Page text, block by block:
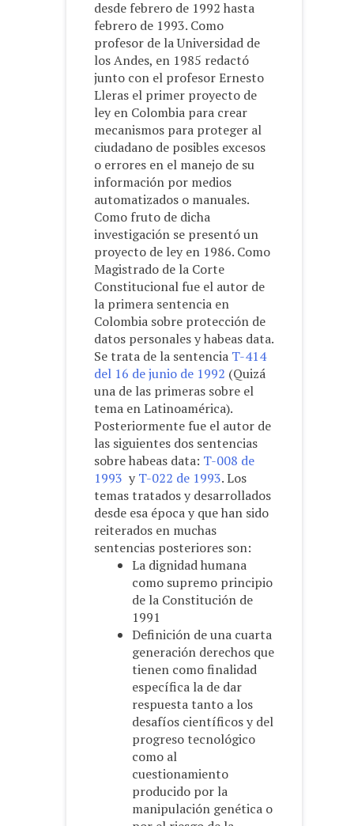
desde febrero de 1992 hasta
febrero de 1993. Como
profesor de la Universidad de
los Andes, en 1985 redactó
junto con el profesor Ernesto
Lleras el primer proyecto de
ley en Colombia para crear
mecanismos para proteger al
ciudadano de posibles excesos
o errores en el manejo de su
información por medios
automatizados o manuales.
Como fruto de dicha
investigación se presentó un
proyecto de ley en 1986. Como
Magistrado de la Corte
Constitucional fue el autor de
la primera sentencia en
Colombia sobre protección de
datos personales y habeas data.
Se trata de la sentencia T-414
del 16 de junio de 1992 (Quizá
una de las primeras sobre el
tema en Latinoamérica).
Posteriormente fue el autor de
las siguientes dos sentencias
sobre habeas data: T-008 de
1993 y T-022 de 1993. Los
temas tratados y desarrollados
desde esa época y que han sido
reiterados en muchas
sentencias posteriores son:
La dignidad humana
como supremo principio
de la Constitución de
1991
Definición de una cuarta
generación derechos que
tienen como finalidad
específica la de dar
respuesta tanto a los
desafíos científicos y del
progreso tecnológico
como al
cuestionamiento
producido por la
manipulación genética o